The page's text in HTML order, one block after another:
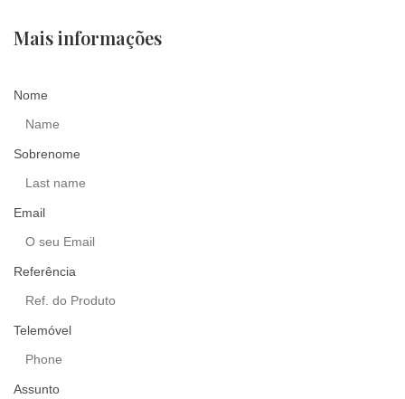
Mais informações
Nome
Sobrenome
Email
Referência
Telemóvel
Assunto